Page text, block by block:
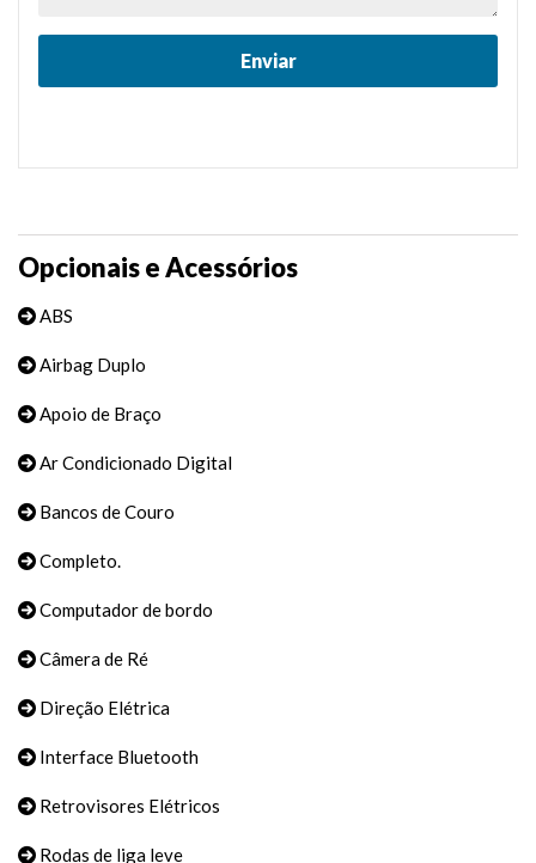
Opcionais e Acessórios
ABS
Airbag Duplo
Apoio de Braço
Ar Condicionado Digital
Bancos de Couro
Completo.
Computador de bordo
Câmera de Ré
Direção Elétrica
Interface Bluetooth
Retrovisores Elétricos
Rodas de liga leve